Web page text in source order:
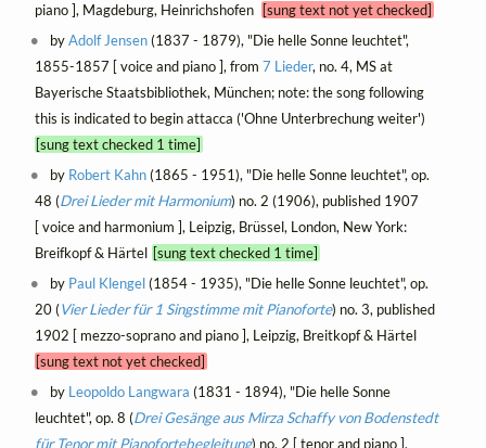
piano ], Magdeburg, Heinrichshofen
[sung text not yet checked]
byAdolf Jensen(1837 - 1879), "Die helle Sonne leuchtet",
1855-1857 [ voice and piano ], from 7 Lieder, no. 4, MS at
Bayerische Staatsbibliothek, München; note: the song following
this is indicated to begin attacca ('Ohne Unterbrechung weiter')
[sung text checked 1 time]
by Robert Kahn(1865 - 1951), "Die helle Sonne leuchtet", op.
48 (Drei Lieder mit Harmonium) no. 2 (1906), published 1907
[ voice and harmonium ], Leipzig, Brüssel, London, New York:
Breifkopf & Härtel [sung text checked 1 time]
by Paul Klengel(1854 - 1935), "Die helle Sonne leuchtet", op.
20 (Vier Lieder für 1 Singstimme mit Pianoforte) no. 3, published
1902 [ mezzo-soprano and piano ], Leipzig, Breitkopf & Härtel
[sung text not yet checked]
by Leopoldo Langwara (1831 - 1894), "Die helle Sonne
leuchtet", op. 8 (Drei Gesänge aus Mirza Schaffy von Bodenstedt
für Tenor mit Pianofortebegleitung) no. 2 [ tenor and piano ],